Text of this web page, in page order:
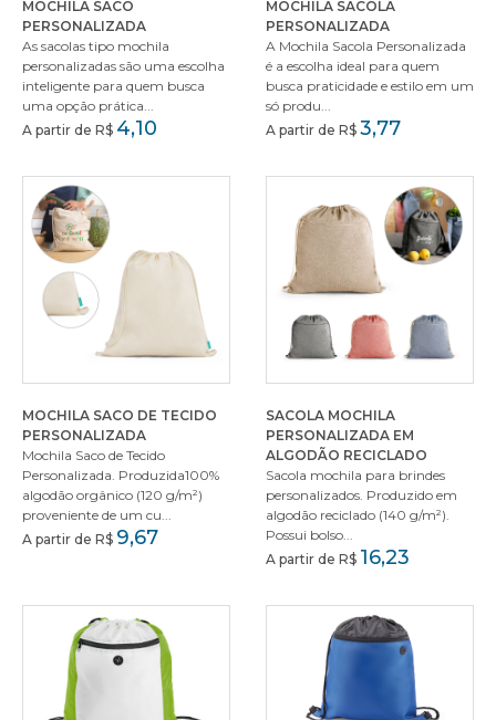
MOCHILA SACO
PERSONALIZADA
As sacolas tipo mochila
personalizadas são uma escolha
inteligente para quem busca
uma opção prática...
A partir de R$ 4,10
MOCHILA SACOLA
PERSONALIZADA
A Mochila Sacola Personalizada
é a escolha ideal para quem
busca praticidade e estilo em um
só produ...
A partir de R$ 3,77
MOCHILA SACO DE TECIDO
PERSONALIZADA
Mochila Saco de Tecido
Personalizada. Produzida100%
algodão orgânico (120 g/m²)
proveniente de um cu...
A partir de R$ 9,67
SACOLA MOCHILA
PERSONALIZADA EM
ALGODÃO RECICLADO
Sacola mochila para brindes
personalizados. Produzido em
algodão reciclado (140 g/m²).
Possui bolso...
A partir de R$ 16,23